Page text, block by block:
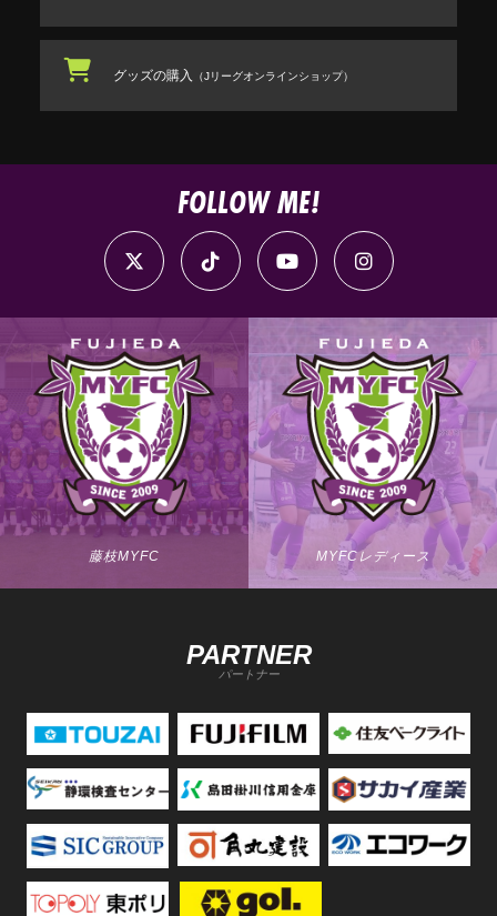
グッズの購入 （Jリーグオンラインショップ）
FOLLOW ME!
藤枝MYFC MYFCレディース
PARTNER
パートナー